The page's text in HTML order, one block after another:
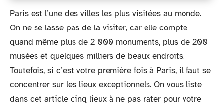
Paris est l’une des villes les plus visitées au monde.
On ne se lasse pas de la visiter, car elle compte
quand même plus de 2 000 monuments, plus de 200
musées et quelques milliers de beaux endroits.
Toutefois, si c’est votre première fois à Paris, il faut se
concentrer sur les lieux exceptionnels. On vous liste
dans cet article cinq lieux à ne pas rater pour votre